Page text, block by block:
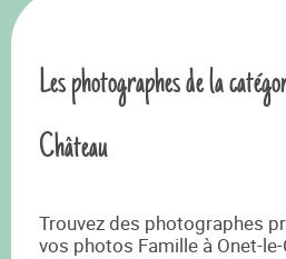
Les photographes de la
Château
Trouvez des photographes
vos photos Famille à Onet-